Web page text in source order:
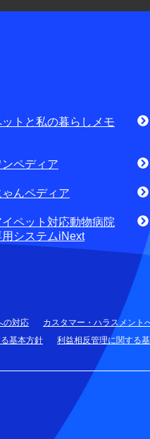
でのお問合せはこちら 通
ットと私の暮らしメモ
ンペディア
ゃんペディア
イペット対応動物病院
用システムiNext
の対応
カスタマー・ハラスメント
基本方針 利益相反管理に関する